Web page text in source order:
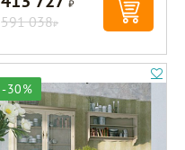
591 038Р
-30%